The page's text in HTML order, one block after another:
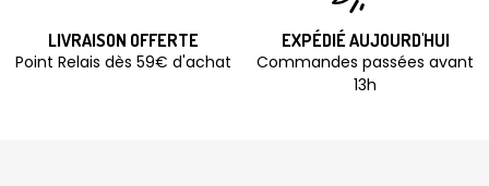
LIVRAISON OFFERTE
Point Relais dès 59€ d'achat
EXPÉDIÉ AUJOURD'HUI
Commandes passées avant
13h